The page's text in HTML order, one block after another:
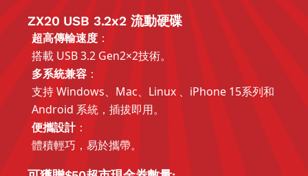
ZX20 USB 3.2x2 流動硬碟
超高傳輸速度 ：
搭載 USB 3.2 Gen2×2技術。
多系統兼容 ：
支持 Windows、Mac、Linux 、iPhone 15系列和
Android 系統，插拔即用。
便攜設計：
體積輕巧，易於攜帶。